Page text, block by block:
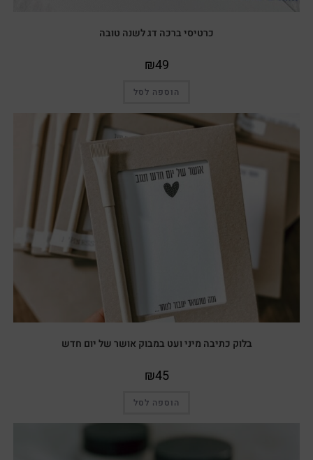
כרטיסי ברכה דג לשנה טובה
₪49
הוספה לסל
בלוק כתיבה מיני ועט במבוק אושר של יום חדש
₪45
הוספה לסל